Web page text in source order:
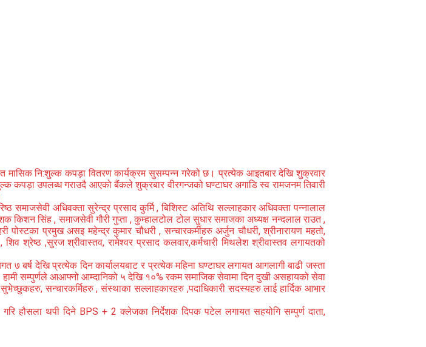
मासिक नि:शुल्क कपड़ा वितरण कार्यक्रम सुसम्पन्न गरेको छ। प्रत्येक आइतबार देखि शुक्रवार
कपड़ा उपलब्ध गराउदै आएको बैंकले शुक्रबार वीरगन्जको घण्टाघर अगाडि स्व रामजनम तिवारी
समाजसेवी अधिवक्ता सुरेन्द्र प्रसाद कुर्मि , बिशिस्ट अतिथि सल्लाहकार अधिवक्ता पन्नालाल
सिंह , समाजसेवी गौरी गुप्ता , कुम्हालटोल टोल सुधार समाजका अध्यक्ष नन्दलाल राउत ,
प्रमुख असइ महेन्द्र कुमार चौधरी , सन्चारकर्मीहरु अर्जुन चौधरी, श्रीनारायण महतो,
,सुरज श्रीवास्तव, रामेश्वर प्रसाद कलवार,कर्मचारी मिथलेश श्रीवास्तव लगायतको
७ बर्ष देखि प्रत्येक दिन कार्यालयबाट र प्रत्येक महिना घण्टाघर लगायत आगलागी बाढी जस्ता
सम्पुर्णले आआफ्नो आम्दानिको ५ देखि १०% रकम समाजिक सेवामा दिन दुखी असहायको सेवा
सन्चारकर्मिहरु , संस्थाका सल्लाहकारहरु ,पदाधिकारी सदस्यहरु लाई हार्दिक आभार
हौसला थपी दिने BPS + 2 क्लेजका निर्देशक दिपक पटेल लगायत सहयोगि सम्पुर्ण दाता,